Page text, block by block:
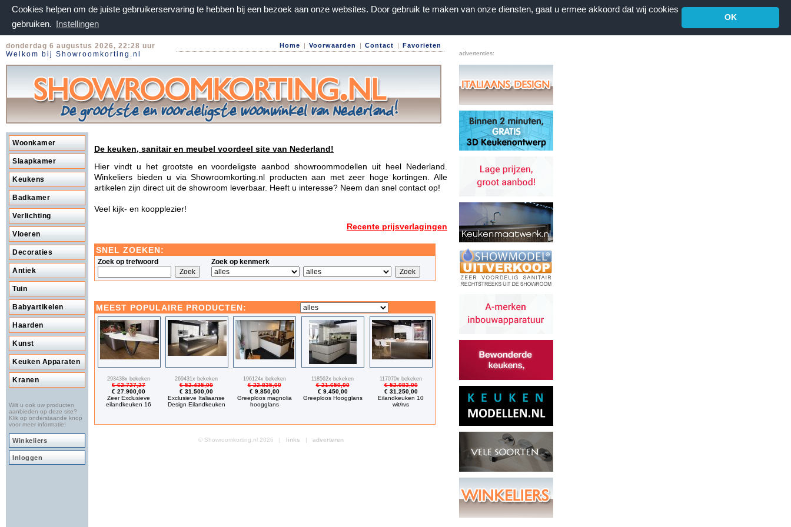
Cookies helpen om de juiste gebruikerservaring te hebben bij een bezoek aan onze websites. Door gebruik te maken van onze diensten, gaat u ermee akkoord dat wij cookies
gebruiken. Instellingen
OK
donderdag 6 augustus 2026, 22:28 uur
Welkom bij Showroomkorting.nl
Home | Voorwaarden | Contact | Favorieten
advertenties:
Woonkamer
Slaapkamer
Keukens
Badkamer
Verlichting
Vloeren
Decoraties
Antiek
Tuin
Babyartikelen
Haarden
Kunst
Keuken Apparaten
Kranen
Wilt u ook uw producten
aanbieden op deze site?
Klik op onderstaande knop
voor meer informatie!
Winkeliers
Inloggen
De keuken, sanitair en meubel voordeel site van Nederland!
Hier vindt u het grootste en voordeligste aanbod showroommodellen uit heel Nederland.
Winkeliers bieden u via Showroomkorting.nl producten aan met zeer hoge kortingen. Alle
artikelen zijn direct uit de showroom leverbaar. Heeft u interesse? Neem dan snel contact op!
Veel kijk- en koopplezier!
Recente prijsverlagingen
SNEL ZOEKEN:
Zoek op trefwoord Zoek op kenmerk
MEEST POPULAIRE PRODUCTEN:
293438x bekeken
€ 62.727,27
€ 27.900,00
Zeer Exclusieve
eilandkeuken 16
269431x bekeken
€ 52.435,00
€ 31.500,00
Exclusieve Italiaanse
Design Eilandkeuken
196124x bekeken
€ 22.835,00
€ 9.850,00
Greeploos magnolia
hoogglans
118562x bekeken
€ 21.650,00
€ 9.450,00
Greeploos Hoogglans
117070x bekeken
€ 52.083,00
€ 31.250,00
Eilandkeuken 10
wit/rvs
© Showroomkorting.nl 2026 | links | adverteren